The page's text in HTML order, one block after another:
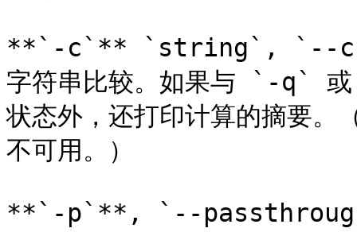
**`-c`** `string`, `--
字符串比较。如果与 `-q`
状态外，还打印计算的摘要。
不可用。）
**`-p`**, `--passthrough`